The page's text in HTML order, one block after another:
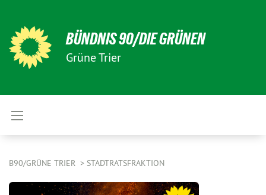
BÜNDNIS 90/DIE GRÜNEN
Grüne Trier
B90/GRÜNE TRIER STADTRATSFRAKTION